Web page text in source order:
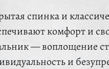
спинка и
комфорт и
— воплощение
и